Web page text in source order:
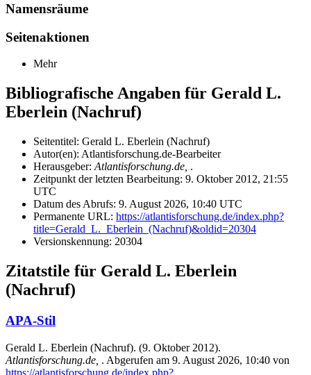
Namensräume
Seitenaktionen
Mehr
Bibliografische Angaben für Gerald L.
Eberlein (Nachruf)
Seitentitel: Gerald L. Eberlein (Nachruf)
Autor(en): Atlantisforschung.de-Bearbeiter
Herausgeber: Atlantisforschung.de, .
Zeitpunkt der letzten Bearbeitung: 9. Oktober 2012, 21:55
UTC
Datum des Abrufs: 9. August 2026, 10:40 UTC
Permanente URL: https://atlantisforschung.de/index.php?
title=Gerald_L._Eberlein_(Nachruf)&oldid=20304
Versionskennung: 20304
Zitatstile für Gerald L. Eberlein
(Nachruf)
APA-Stil
Gerald L. Eberlein (Nachruf). (9. Oktober 2012).
Atlantisforschung.de, . Abgerufen am 9. August 2026, 10:40 von
https://atlantisforschung.de/index.php?